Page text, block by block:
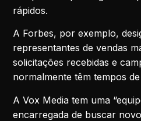
rápidos.
A Forbes, por exemplo,
representantes de vendas
solicitações recebidas e
normalmente têm tempos
A Vox Media tem uma
encarregada de buscar